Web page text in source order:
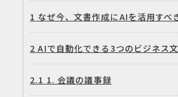
1 なぜ今、文書作成にAIを活用すべ
2 AIで自動化できる3つのビジネス
2.1 1. 会議の議事録